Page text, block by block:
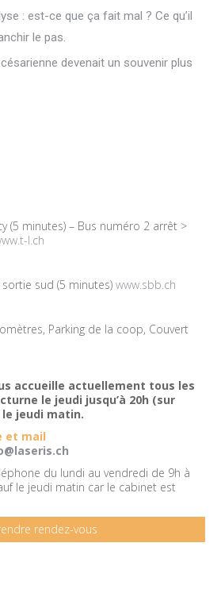
: est-ce que ça fait mal ? Ce qu’il
le pas.
devenait un souvenir plus
(5 minutes) – Bus numéro 2 arrêt >
l.ch
sud (5 minutes) www.sbb.ch
Parking de la coop, Couvert
accueille actuellement tous les
le jeudi jusqu’à 20h (sur
jeudi matin.
et mail
du lundi au vendredi de 9h à
le jeudi matin car le cabinet est
rendez-vous